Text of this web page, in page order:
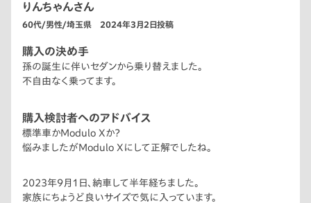
りんちゃんさん
60代/男性/埼玉県 2024年3月2日投稿
購入の決め手
孫の誕生に伴いセダンから乗り替えました。
不自由なく乗ってます。
購入検討者へのアドバイス
標準車かModulo Xか？
悩みましたがModulo Xにして正解でしたね。
2023年9月1日、納車して半年経ちました。
家族にちょうど良いサイズで気に入っています。